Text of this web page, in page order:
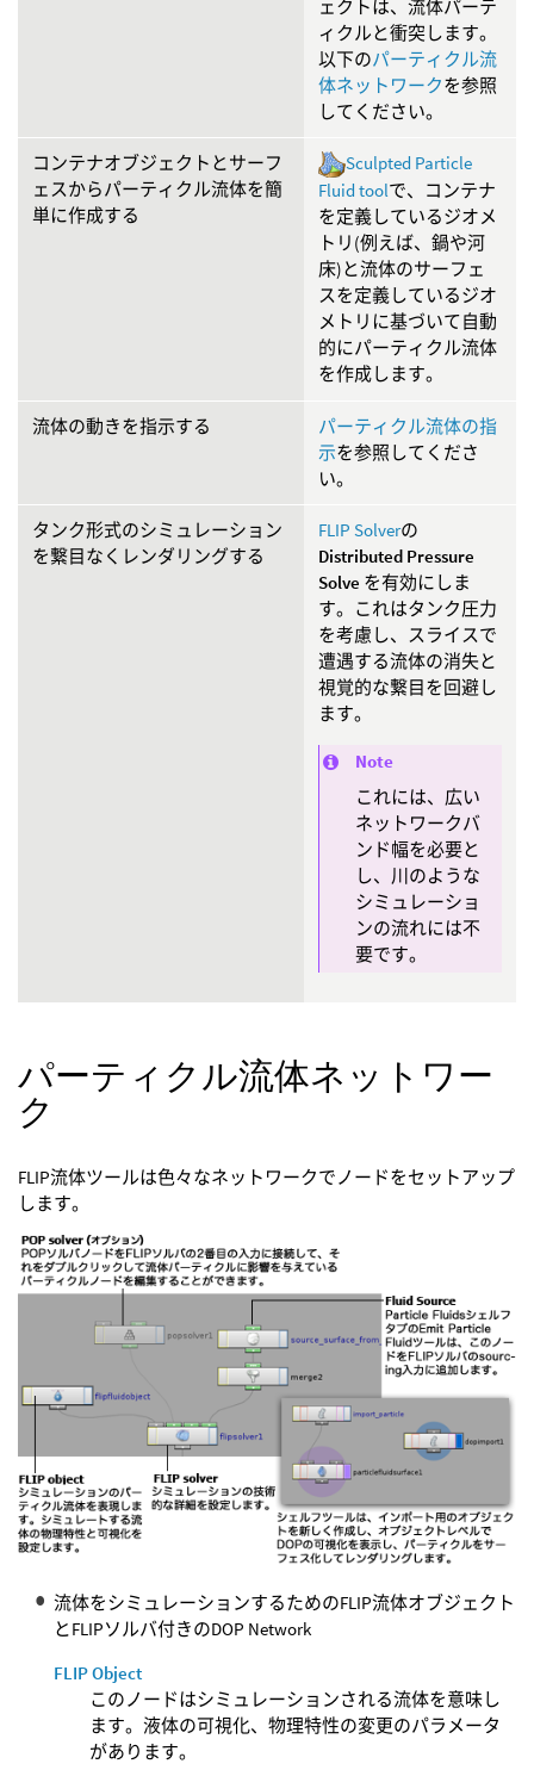
ェクトは、流体パーテ
ィクルと衝突します。
以下のパーティクル流
体ネットワークを参照
してください。
コンテナオブジェクトとサーフ
ェスからパーティクル流体を簡
単に作成する
Sculpted Particle
Fluid toolで、コンテナ
を定義しているジオメ
トリ(例えば、鍋や河
床)と流体のサーフェ
スを定義しているジオ
メトリに基づいて自動
的にパーティクル流体
を作成します。
流体の動きを指示する
パーティクル流体の指
示を参照してくださ
い。
タンク形式のシミュレーション
を繋目なくレンダリングする
FLIP Solverの
Distributed Pressure
Solve を有効にしま
す。これはタンク圧力
を考慮し、スライスで
遭遇する流体の消失と
視覚的な繋目を回避し
ます。
Note
これには、広い
ネットワークバ
ンド幅を必要と
し、川のような
シミュレーショ
ンの流れには不
要です。
パーティクル流体ネットワー
ク
FLIP流体ツールは色々なネットワークでノードをセットアップ
します。
流体をシミュレーションするためのFLIP流体オブジェクト
とFLIPソルバ付きのDOP Network
FLIP Object
このノードはシミュレーションされる流体を意味し
ます。液体の可視化、物理特性の変更のパラメータ
があります。